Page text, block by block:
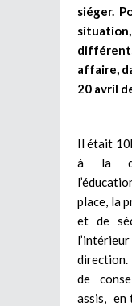
siéger.
affaire,
20 avril
Il était
à la
place, la
et de
de
assis, en